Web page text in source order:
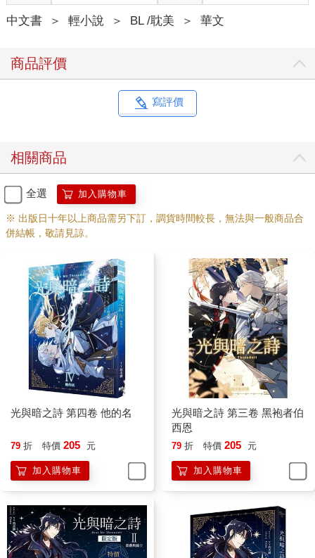
他彎腰放下消夜，同時微微向後彎起手肘，似乎只是一個下意識
的動作，卻恰好擋住了搶匪握著匕首的方向。
旋地轉，等回過神，整個人已經被寧蕭壓倒在地。他握著匕首的
手臂被用力地向外扯開，帶來一陣劇痛。
而寧蕭，則好整以暇地半跪在地上壓制著他，神色嘲弄。
「有時間不在學校好好讀書，學人家搶什麼劫？」寧蕭雙手緊緊
寧蕭看向一旁完好無損的消夜，燒烤還冒著微微的熱氣，看起來
令人非常有食欲。他心情不錯，便彎腰湊到對方耳邊，戲謔道：
「小傢伙，難道你媽媽沒有告訴過你，在外面不要隨便相信陌生
人的話嗎？」
匕首早就被寧蕭踢到一邊，少年無論怎麼使勁掙扎都無法掙脫束
縛。他現在才發現，自己竟然被這個剛剛準備下手狠宰一頓的肥
「你有種放開我！你這個騙子、混帳、無賴！」
寧蕭感到好笑，「騙子？混帳？好像輪不到一個搶劫犯這麼說
我。怎麼，小鬼，搶劫失敗你就撒嬌耍賴，你以為這是扮家家
酒？嗯，好玩嗎？」
說到最後一句話時，他的聲音陡然變得冷淡。
「好玩嗎？這種會出人命的『遊戲』。」
少年搶匪打了一個寒顫，不知什麼時候，匕首竟然貼上了他的脖
頸，緊貼著他的喉結上下摩擦。驚懼一瞬間襲來，讓他徹底失了
分寸。
「你、你敢動我試試！你放開我！放開我！」
似乎是覺得好笑，寧蕭重複了一遍，不過語氣中沒有絲毫笑意。
貼上身下人的動脈。
「世界很公平，小鬼。難道只准你用刀對著別人，不准別人拿刀
捅你？」
他冷漠的聲音讓少年微微發抖。
「你搶劫的時候，有沒有想過現在這種狀況？你說，要是我在這
裡捅你一刀會怎樣？被人拿刀對著的感覺好受嗎？」寧蕭把刀下
中文書 ＞ 輕小說 ＞ BL /耽美 ＞ 華文
商品評價
寫評價
相關商品
全選 加入購物車
※ 出版日十年以上商品需另下訂，調貨時間較長，無法與一般商品合
併結帳，敬請見諒。
光與暗之詩 第四卷 他的名
79 折 特價 205 元
加入購物車
光與暗之詩 第三卷 黑袍者伯
西恩
79 折 特價 205 元
加入購物車